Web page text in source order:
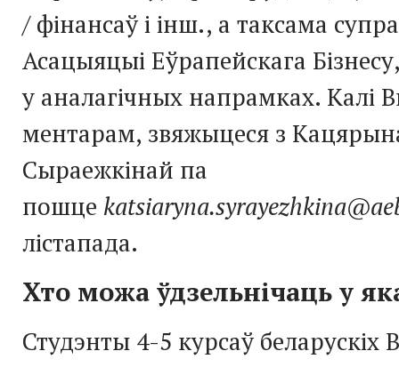
/ фінансаў і інш., а таксама
Асацыяцыі Еўрапейскага
у аналагічных напрамках. Калі
ментарам, звяжыцеся з
Сыраежкінай па
пошце
лістапада.
Хто можа ўдзельнічаць у
Студэнты 4-5 курсаў